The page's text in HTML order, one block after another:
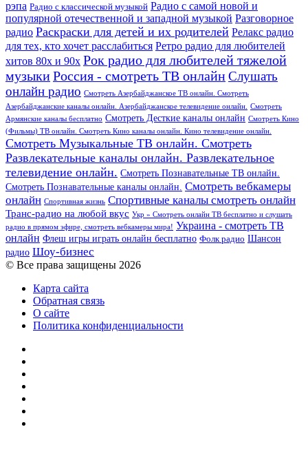
рэпа Радио с классической музыкой Радио с самой новой и
популярной отечественной и западной музыкой Разговорное
радио Раскраски для детей и их родителей Релакс радио
для тех, кто хочет расслабиться Ретро радио для любителей
хитов 80х и 90х Рок радио для любителей тяжелой
музыкиРоссия - смотреть ТВ онлайнСлушать
онлайн радио Смотреть Азербайджанское ТВ онлайн. Смотреть
Азербайджанские каналы онлайн. Азербайджанское телевидение онлайн.
Смотреть
Армянские каналы бесплатно Смотреть Десткие каналы онлайн Смотреть Кино
(Фильмы) ТВ онлайн. Смотреть Кино каналы онлайн. Кино телевидение онлайн.
Смотреть Музыкальные ТВ онлайн. Смотреть
Развлекательные каналы онлайн. Развлекательное
телевидение онлайн. Смотреть Познавательные ТВ онлайн.
Смотреть Познавательные каналы онлайн. Смотреть вебкамеры
онлайн Спортивная жизнь Спортивные каналы смотреть онлайн
Транс-радио на любой вкус Укр » Смотреть онлайн ТВ бесплатно и слушать
радио в прямом эфире, смотреть вебкамеры мира! Украина - смотреть ТВ
онлайн Флеш игры играть онлайн бесплатно Фолк радио Шансон
радио Шоу-бизнес
© Все права защищены 2026
Карта сайта
Обратная связь
О сайте
Политика конфиденциальности